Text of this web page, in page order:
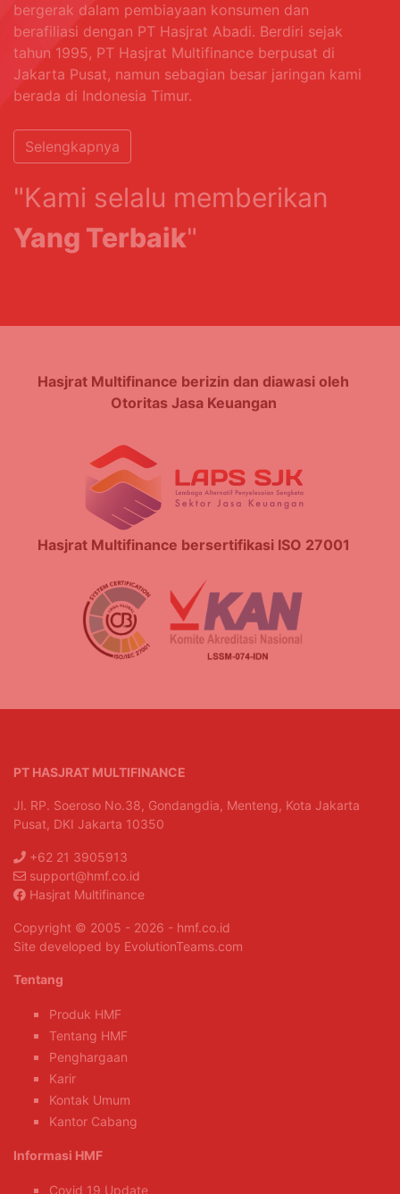
bergerak dalam pembiayaan konsumen dan
berafiliasi dengan PT Hasjrat Abadi. Berdiri sejak
tahun 1995, PT Hasjrat Multifinance berpusat di
Jakarta Pusat, namun sebagian besar jaringan kami
berada di Indonesia Timur.
Selengkapnya
"Kami selalu memberikan
Yang Terbaik"
Hasjrat Multifinance berizin dan diawasi oleh
Otoritas Jasa Keuangan
Hasjrat Multifinance bersertifikasi ISO 27001
PT HASJRAT MULTIFINANCE
Jl. RP. Soeroso No.38, Gondangdia, Menteng, Kota Jakarta
Pusat, DKI Jakarta 10350
+62 21 3905913
support@hmf.co.id
Hasjrat Multifinance
Copyright © 2005 - 2026 - hmf.co.id
Site developed by EvolutionTeams.com
Tentang
Produk HMF
Tentang HMF
Penghargaan
Karir
Kontak Umum
Kantor Cabang
Informasi HMF
Covid 19 Update